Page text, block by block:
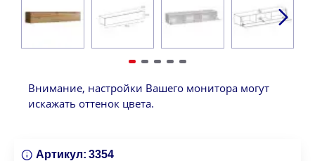
Внимание, настройки Вашего монитора могут
искажать оттенок цвета.
Артикул: 3354